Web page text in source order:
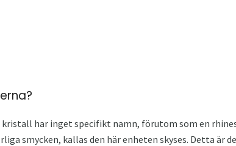
har inget specifikt namn, förutom som en
smycken, kallas den här enheten skyses. Detta är